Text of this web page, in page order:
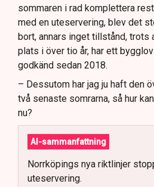
sommaren i rad komplettera
med en uteservering, blev det
bort, annars inget tillstånd, trots
plats i över tio år, har ett
godkänd sedan 2018.
– Dessutom har jag ju haft den
två senaste somrarna, så hur
nu?
AI-sammanfattning
Norrköpings nya riktlinjer
uteservering.